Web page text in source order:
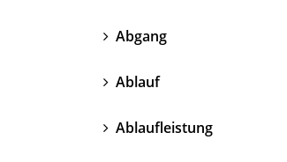
Abgang
Ablauf
Ablaufleistung